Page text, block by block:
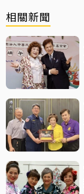
相關新聞